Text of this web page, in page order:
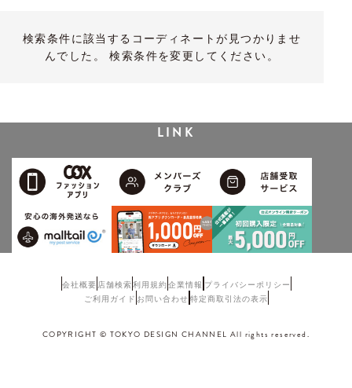
検索条件に該当するコーディネートが見つかりませ
んでした。 検索条件を変更してください。
LINK
会社概要 店舗検索利用規約企業情報 プライバシーポリシー
ご利用ガイド お問い合わせ 特定商取引法の表示
COPYRIGHT © TOKYO DESIGN CHANNEL All rights reserved.